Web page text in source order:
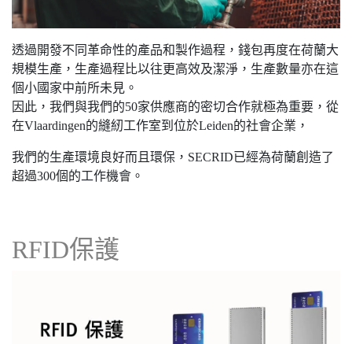
透過開發不同革命性的產品和製作過程，錢包再度在荷蘭大
規模生產，生產過程比以往更高效及潔淨，生產數量亦在這
個小國家中前所未見。
因此，我們與我們的50家供應商的密切合作就極為重要，從
在Vlaardingen的縫紉工作室到位於Leiden的社會企業，
我們的生產環境良好而且環保，SECRID已經為荷蘭創造了
超過300個的工作機會。
RFID保護